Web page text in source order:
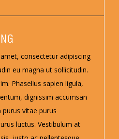
consectetur adipiscing
eu magna ut sollicitudin.
Phasellus sapien ligula,
dignissim accumsan
vitae purus
luctus. Vestibulum at